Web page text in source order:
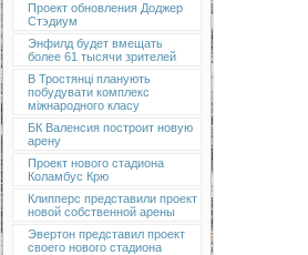
Проект обновления Доджер
Стэдиум
Энфилд будет вмещать
более 61 тысячи зрителей
В Тростянці планують
побудувати комплекс
міжнародного класу
БК Валенсия построит новую
арену
Проект нового стадиона
Коламбус Крю
Клипперс представили проект
новой собственной арены
Эвертон представил проект
своего нового стадиона